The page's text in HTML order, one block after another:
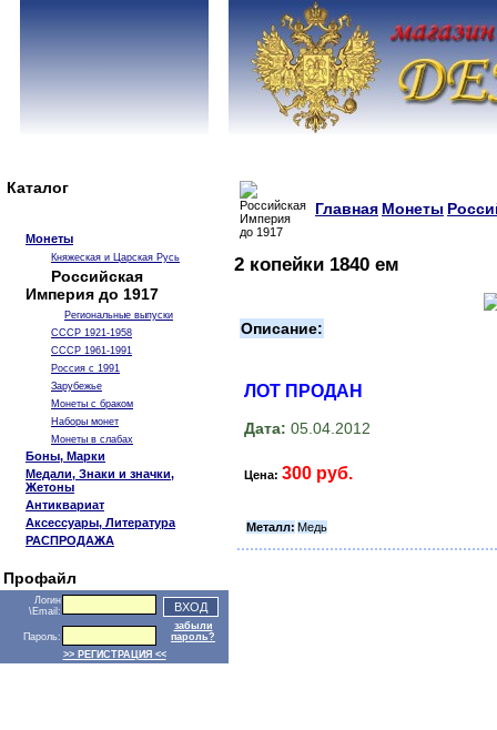
Каталог
Монеты
Княжеская и Царская Русь
Российская
Империя до 1917
Региональные выпуски
СССР 1921-1958
СССР 1961-1991
Россия с 1991
Зарубежье
Монеты с браком
Наборы монет
Монеты в слабах
Боны, Марки
Медали, Знаки и значки,
Жетоны
Антиквариат
Аксессуары, Литература
РАСПРОДАЖА
Профайл
Логин
\Email:
Пароль:
забыли
пароль?
>> РЕГИСТРАЦИЯ <<
Главная Монеты
2 копейки 1840 ем
Описание:
ЛОТ ПРОДАН
Дата: 05.04.2012
Цена: 300 руб.
Металл: Медь